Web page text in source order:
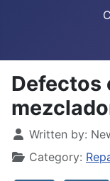
Defectos
Details
Written by:
Category: